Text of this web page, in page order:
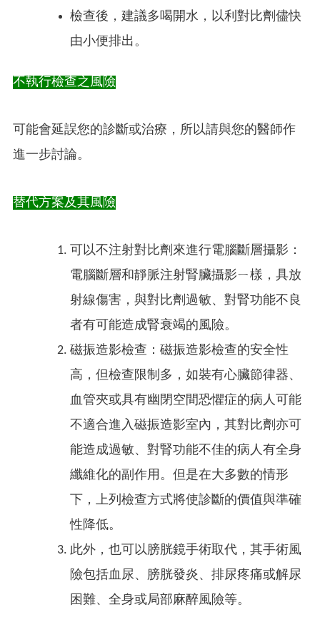
檢查後，建議多喝開水，以利對比劑儘快
由小便排出。
不執行檢查之風險
可能會延誤您的診斷或治療，所以請與您的醫師作
進一步討論。
替代方案及其風險
可以不注射對比劑來進行電腦斷層攝影：
電腦斷層和靜脈注射腎臟攝影ㄧ樣，具放
射線傷害，與對比劑過敏、對腎功能不良
者有可能造成腎衰竭的風險。
磁振造影檢查：磁振造影檢查的安全性
高，但檢查限制多，如裝有心臟節律器、
血管夾或具有幽閉空間恐懼症的病人可能
不適合進入磁振造影室內，其對比劑亦可
能造成過敏、對腎功能不佳的病人有全身
纖維化的副作用。但是在大多數的情形
下，上列檢查方式將使診斷的價值與準確
性降低。
此外，也可以膀胱鏡手術取代，其手術風
險包括血尿、膀胱發炎、排尿疼痛或解尿
困難、全身或局部麻醉風險等。